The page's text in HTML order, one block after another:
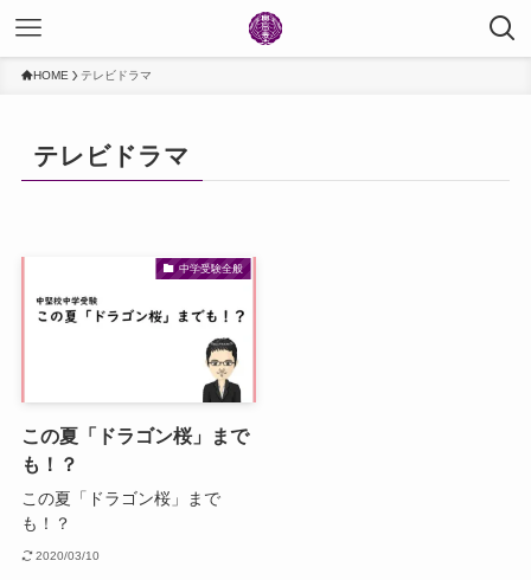
HOME テレビドラマ
テレビドラマ
中学受験全般
この夏「ドラゴン桜」まで
も！？
この夏「ドラゴン桜」まで
も！？
2020/03/10